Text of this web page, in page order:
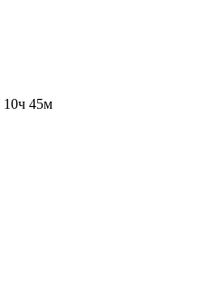
10ч 45м